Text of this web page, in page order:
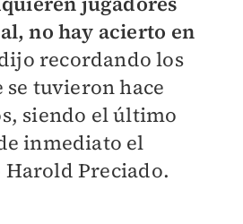
no hay acierto en
recordando los
se tuvieron hace
siendo el último
inmediato el
Preciado.